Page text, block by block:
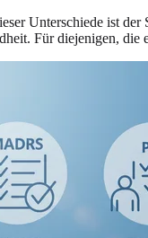
Unterschiede ist
Für diejenigen,